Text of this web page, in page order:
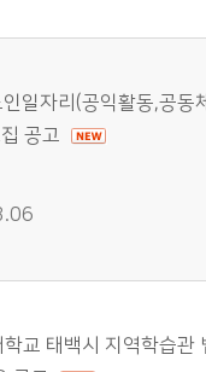
일자리(공익활동,공동
공고
교 태백시 지역학습관